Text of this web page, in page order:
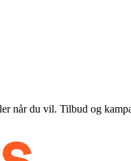
når du vil. Tilbud og